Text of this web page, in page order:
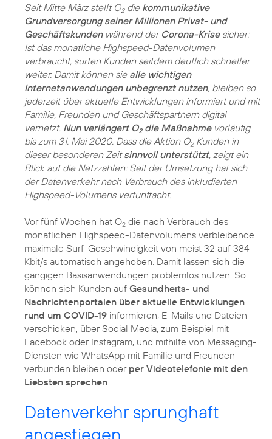
Seit Mitte März stellt O2die kommunikative
Grundversorgung seiner Millionen Privat- und
Geschäftskundenwährend der Corona-Krisesicher:
Ist das monatliche Highspeed-Datenvolumen
verbraucht, surfen Kunden seitdem deutlich schneller
weiter. Damit können sie alle wichtigen
Internetanwendungen unbegrenzt nutzen, bleiben so
jederzeit über aktuelle Entwicklungen informiert und mit
Familie, Freunden und Geschäftspartnern digital
vernetzt. Nun verlängert O2die Maßnahmevorläufig
bis zum 31. Mai 2020. Dass die Aktion O2Kunden in
dieser besonderen Zeitsinnvoll unterstützt, zeigt ein
Blick auf die Netzzahlen: Seit der Umsetzung hat sich
der Datenverkehr nach Verbrauch des inkludierten
Highspeed-Volumens verfünffacht.
Vor fünf Wochen hat O2 die nach Verbrauch des
monatlichen Highspeed-Datenvolumens verbleibende
maximale Surf-Geschwindigkeit von meist 32 auf 384
Kbit/s automatisch angehoben. Damit lassen sich die
gängigen Basisanwendungen problemlos nutzen. So
können sich Kunden auf Gesundheits- und
Nachrichtenportalen über aktuelle Entwicklungen
rund um COVID-19 informieren, E-Mails und Dateien
verschicken, über Social Media, zum Beispiel mit
Facebook oder Instagram, und mithilfe von Messaging-
Diensten wie WhatsApp mit Familie und Freunden
verbunden bleiben oder per Videotelefonie mit den
Liebsten sprechen
Datenverkehr sprunghaft
angestiegen